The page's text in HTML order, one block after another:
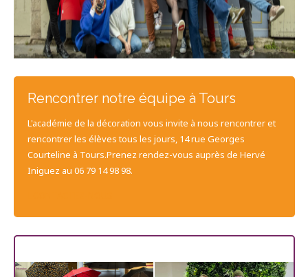
Rencontrer notre équipe à Tours
L'académie de la décoration vous invite à nous rencontrer et
rencontrer les élèves tous les jours, 14 rue Georges
Courteline à Tours.Prenez rendez-vous auprès de Hervé
Iniguez au 06 79 14 98 98.